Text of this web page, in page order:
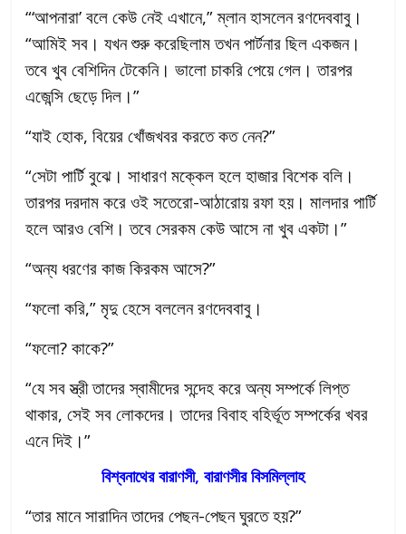
“‘আপনারা’ বলে কেউ নেই এখানে,” ম্লান হাসলেন রণদেববাবু।
“আমিই সব। যখন শুরু করেছিলাম তখন পার্টনার ছিল একজন।
তবে খুব বেশিদিন টেকেনি। ভালো চাকরি পেয়ে গেল। তারপর
এজেন্সি ছেড়ে দিল।”
“যাই হোক, বিয়ের খোঁজখবর করতে কত নেন?”
“সেটা পার্টি বুঝে। সাধারণ মক্কেল হলে হাজার বিশেক বলি।
তারপর দরদাম করে ওই সতেরো-আঠারোয় রফা হয়। মালদার পার্টি
হলে আরও বেশি। তবে সেরকম কেউ আসে না খুব একটা।”
“অন্য ধরণের কাজ কিরকম আসে?”
“ফলো করি,” মৃদু হেসে বললেন রণদেববাবু।
“ফলো? কাকে?”
“যে সব স্ত্রী তাদের স্বামীদের সন্দেহ করে অন্য সম্পর্কে লিপ্ত
থাকার, সেই সব লোকদের। তাদের বিবাহ বহির্ভূত সম্পর্কের খবর
এনে দিই।”
বিশ্বনাথের বারাণসী, বারাণসীর বিসমিল্লাহ
“তার মানে সারাদিন তাদের পেছন-পেছন ঘুরতে হয়?”